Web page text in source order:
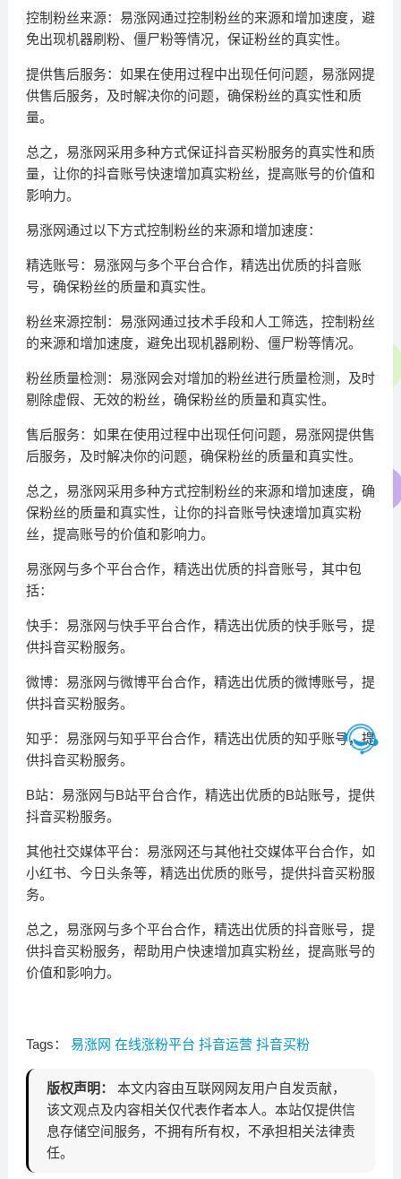
控制粉丝来源：易涨网通过控制粉丝的来源和增加速度，避
免出现机器刷粉、僵尸粉等情况，保证粉丝的真实性。
提供售后服务：如果在使用过程中出现任何问题，易涨网提
供售后服务，及时解决你的问题，确保粉丝的真实性和质
量。
总之，易涨网采用多种方式保证抖音买粉服务的真实性和质
量，让你的抖音账号快速增加真实粉丝，提高账号的价值和
影响力。
易涨网通过以下方式控制粉丝的来源和增加速度：
精选账号：易涨网与多个平台合作，精选出优质的抖音账
号，确保粉丝的质量和真实性。
粉丝来源控制：易涨网通过技术手段和人工筛选，控制粉丝
的来源和增加速度，避免出现机器刷粉、僵尸粉等情况。
粉丝质量检测：易涨网会对增加的粉丝进行质量检测，及时
剔除虚假、无效的粉丝，确保粉丝的质量和真实性。
售后服务：如果在使用过程中出现任何问题，易涨网提供售
后服务，及时解决你的问题，确保粉丝的质量和真实性。
总之，易涨网采用多种方式控制粉丝的来源和增加速度，确
保粉丝的质量和真实性，让你的抖音账号快速增加真实粉
丝，提高账号的价值和影响力。
易涨网与多个平台合作，精选出优质的抖音账号，其中包
括：
快手：易涨网与快手平台合作，精选出优质的快手账号，提
供抖音买粉服务。
微博：易涨网与微博平台合作，精选出优质的微博账号，提
供抖音买粉服务。
知乎：易涨网与知乎平台合作，精选出优质的知乎账号，提
供抖音买粉服务。
B站：易涨网与B站平台合作，精选出优质的B站账号，提供
抖音买粉服务。
其他社交媒体平台：易涨网还与其他社交媒体平台合作，如
小红书、今日头条等，精选出优质的账号，提供抖音买粉服
务。
总之，易涨网与多个平台合作，精选出优质的抖音账号，提
供抖音买粉服务，帮助用户快速增加真实粉丝，提高账号的
价值和影响力。
Tags： 易涨网 在线涨粉平台 抖音运营 抖音买粉
版权声明：
本文内容由互联网网友用户自发贡献，
该文观点及内容相关仅代表作者本人。本站仅提供信
息存储空间服务，不拥有所有权，不承担相关法律责
任。